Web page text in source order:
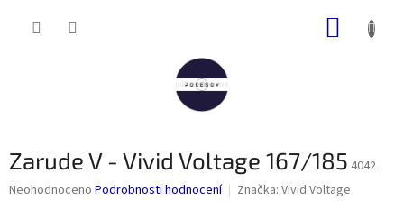
Zarude V - Vivid Voltage 167/185 4042
Průměrné
Neohodnoceno Podrobnosti hodnocení Značka: Vivid Voltage